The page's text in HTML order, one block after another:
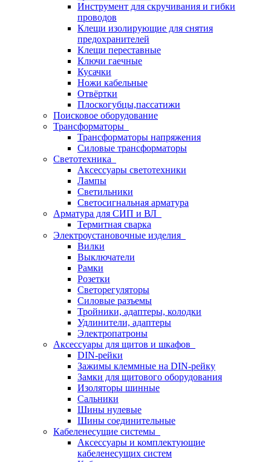
Инструмент для скручивания и гибки
проводов
Клещи изолирующие для снятия
предохранителей
Клещи переставные
Ключи гаечные
Кусачки
Ножи кабельные
Отвёртки
Плоскогубцы,пассатижи
Поисковое оборудование
Трансформаторы
Трансформаторы напряжения
Силовые трансформаторы
Светотехника
Аксессуары светотехники
Лампы
Светильники
Светосигнальная арматура
Арматура для СИП и ВЛ
Термитная сварка
Электроустановочные изделия
Вилки
Выключатели
Рамки
Розетки
Светорегуляторы
Силовые разъемы
Тройники, адаптеры, колодки
Удлинители, адаптеры
Электропатроны
Аксессуары для щитов и шкафов
DIN-рейки
Зажимы клеммные на DIN-рейку
Замки для щитового оборудования
Изоляторы шинные
Сальники
Шины нулевые
Шины соединительные
Кабеленесущие системы
Аксессуары и комплектующие
кабеленесущих систем